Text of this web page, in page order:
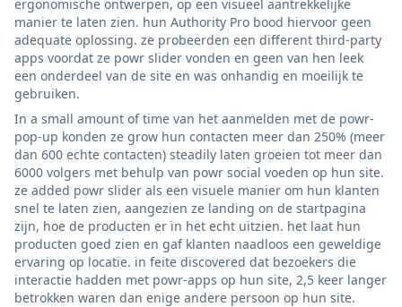
ergonomische ontwerpen, op een visueel aantrekkelijke
manier te laten zien. hun Authority Pro bood hiervoor geen
adequate oplossing. ze probeerden een different third-party
apps voordat ze powr slider vonden en geen van hen leek
een onderdeel van de site en was onhandig en moeilijk te
gebruiken.
In a small amount of time van het aanmelden met de powr-
pop-up konden ze grow hun contacten meer dan 250% (meer
dan 600 echte contacten) steadily laten groeien tot meer dan
6000 volgers met behulp van powr social voeden op hun site.
ze added powr slider als een visuele manier om hun klanten
snel te laten zien, aangezien ze landing on de startpagina
zijn, hoe de producten er in het echt uitzien. het laat hun
producten goed zien en gaf klanten naadloos een geweldige
ervaring op locatie. in feite discovered dat bezoekers die
interactie hadden met powr-apps op hun site, 2,5 keer langer
betrokken waren dan enige andere persoon op hun site.